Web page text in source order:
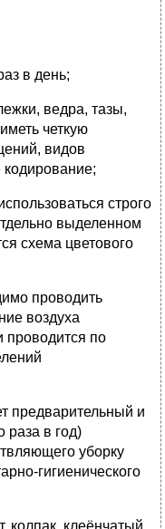
в день;
ведра, тазы,
четкую
видов
строго
выделенном
схема цветового
проводить
воздуха
проводится по
предварительный и
раза в год)
уборку
гигиенического